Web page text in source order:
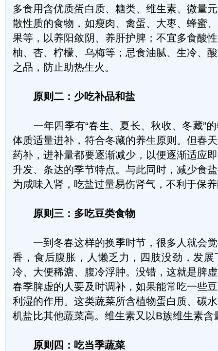
多食用含优质蛋白质、糖类、维生素、微量
散性质的食物，如瘦肉、禽蛋、大枣、蜂蜜
果等，以养阳敛阴、养肝护脾；不宜多食酸
柚、杏、柠檬、乌梅等；忌食油腻、生冷、
之品，防止助热生火。
原则二：少吃补品和盐
一年四季有“春生、夏长、秋收、冬藏”的
体质适量进补，符合冬藏的养生原则。但春
药补，进补量都要逐渐减少，以便逐渐适应
升发、条达的季节特点。与此同时，减少食
为咸味入肾，吃盐过量易伤肾气，不利于保
原则三：多吃豆类食物
一到冬春这样的换季时节，很多人就会觉
香，食后腹胀，人懒乏力，四肢没劲，发
冷、大便稀溏、腹冷浮肿。没错，这就是脾
春季脾虚的人要及时调补，如果能常吃一些
利湿的作用。这类蔬菜所含植物蛋白质、碳
机盐比其他蔬菜高。维生素又以B族维生素含
原则四：吃当季蔬菜